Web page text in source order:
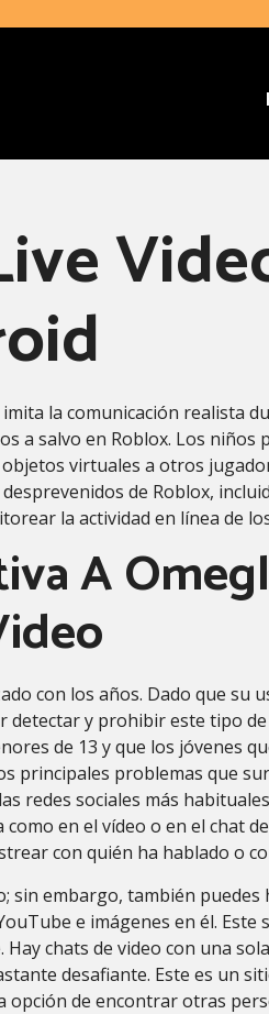
la comunicación realista
a salvo en Roblox. Los
virtuales a otros
de Roblox,
la actividad en línea de
A
con los años. Dado que
y prohibir este tipo
de 13 y que los jóvenes
principales problemas que
redes sociales más
en el vídeo o en el chat
con quién ha hablado o
sin embargo, también
e imágenes en él.
chats de video con una
desafiante. Este es un
de encontrar otras